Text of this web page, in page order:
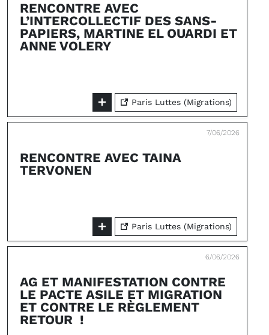
RENCONTRE AVEC
L’INTERCOLLECTIF DES SANS-
PAPIERS, MARTINE EL OUARDI ET
ANNE VOLERY
Paris Luttes (Migrations)
7/06/2026
RENCONTRE AVEC TAINA
TERVONEN
Paris Luttes (Migrations)
6/06/2026
AG ET MANIFESTATION CONTRE
LE PACTE ASILE ET MIGRATION
ET CONTRE LE RÈGLEMENT
RETOUR !